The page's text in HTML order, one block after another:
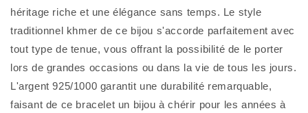
héritage riche et une élégance sans temps. Le style
traditionnel khmer de ce bijou s'accorde parfaitement avec
tout type de tenue, vous offrant la possibilité de le porter
lors de grandes occasions ou dans la vie de tous les jours.
L'argent 925/1000 garantit une durabilité remarquable,
faisant de ce bracelet un bijou à chérir pour les années à